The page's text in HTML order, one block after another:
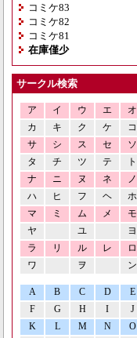
コミケ83
コミケ82
コミケ81
在庫僅少
サークル検索
ア イ ウ エ
オ
カ
キ ク ケ
コ
サ
シ ス セ
ソ
タ
チ ツ テ
ト
ナ
ニ ヌ ネ
ノ
ハ
ヒ フ ヘ
ホ
マ
ミ ム メ
モ
ヤ
ユ
ヨ
ラ
リ ル レ
ロ
ワ
ヲ ン
A B C D
E
F
G H I
J
K
L M N O